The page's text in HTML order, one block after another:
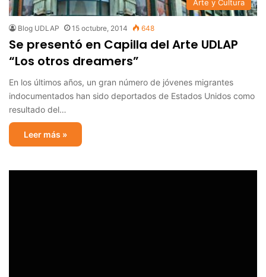
Arte y Cultura
Blog UDLAP 15 octubre, 2014 648
Se presentó en Capilla del Arte UDLAP
“Los otros dreamers”
En los últimos años, un gran número de jóvenes migrantes
indocumentados han sido deportados de Estados Unidos como
resultado del…
Leer más »